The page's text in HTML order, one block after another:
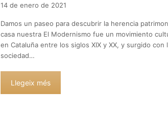
14 de enero de 2021
Damos un paseo para descubrir la herencia
casa nuestra El Modernismo fue un movimiento
en Cataluña entre los siglos XIX y XX, y surgido
sociedad…
Llegeix més